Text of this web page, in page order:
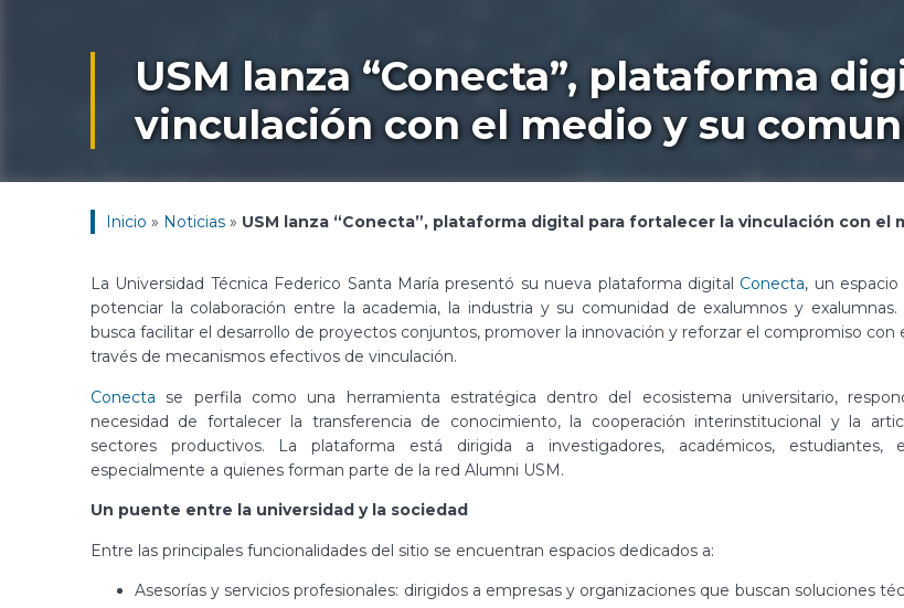
USM lanza “Conecta”, plataforma
vinculación con el medio y su
Inicio » Noticias » USM lanza “Conecta”, plataforma digital para fortalecer la vinculación con el
La Universidad Técnica Federico Santa María presentó su nueva plataforma digital Conecta, un espacio
potenciar la colaboración entre la academia, la industria y su comunidad de exalumnos y exalumnas.
busca facilitar el desarrollo de proyectos conjuntos, promover la innovación y reforzar el compromiso con
través de mecanismos efectivos de vinculación.
Conecta se perfila como una herramienta estratégica dentro del ecosistema universitario,
necesidad de fortalecer la transferencia de conocimiento, la cooperación interinstitucional y la
sectores productivos. La plataforma está dirigida a investigadores, académicos, estudiantes,
especialmente a quienes forman parte de la red Alumni USM.
Un puente entre la universidad y la sociedad
Entre las principales funcionalidades del sitio se encuentran espacios dedicados a:
Asesorías y servicios profesionales: dirigidos a empresas y organizaciones que buscan soluciones